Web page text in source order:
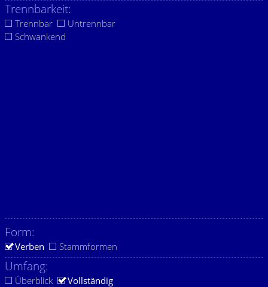
Trennbarkeit:
Trennbar
Untrennbar
Schwankend
Form:
Verben Stammformen
Umfang:
Überblick Vollständig